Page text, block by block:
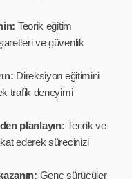
Teorik eğitim
ve güvenlik
Direksiyon eğitimini
trafik deneyimi
planlayın: Teorik ve
ederek sürecinizi
Genç sürücüler